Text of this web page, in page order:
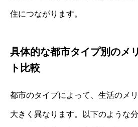
住につながります。
具体的な都市タイプ別のメ
ト比較
都市のタイプによって、生活のメ
大きく異なります。以下のような